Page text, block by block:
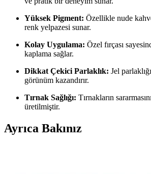
Yüksek Pigment: Özellikle nude
renk yelpazesi sunar.
Kolay Uygulama: Özel fırçası
kaplama sağlar.
Dikkat Çekici Parlaklık: Jel
görünüm kazandırır.
Tırnak Sağlığı: Tırnakların
üretilmiştir.
Ayrıca Bakınız